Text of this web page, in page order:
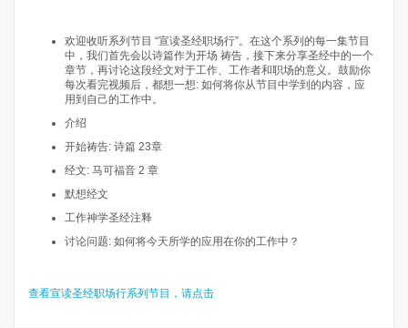
欢迎收听系列节目 “宣读圣经职场行”。在这个系列的每一集节目
中，我们首先会以诗篇作为开场 祷告，接下来分享圣经中的一个
章节，再讨论这段经文对于工作、工作者和职场的意义。鼓励你
每次看完视频后，都想一想: 如何将你从节目中学到的内容，应
用到自己的工作中。
介绍
开始祷告: 诗篇 23章
经文: 马可福音 2 章
默想经文
工作神学圣经注释
讨论问题: 如何将今天所学的应用在你的工作中？
查看宣读圣经职场行系列节目，请点击